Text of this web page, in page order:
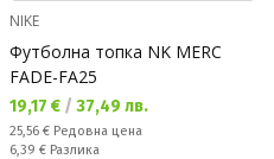
NIKE
Футболна топка NK MERC
FADE-FA25
Текуща цена:
19,17 € / 37,49 лв.
Редовна цена:
25,56 € Редовна цена
Спестявате:
6,39 € Разлика